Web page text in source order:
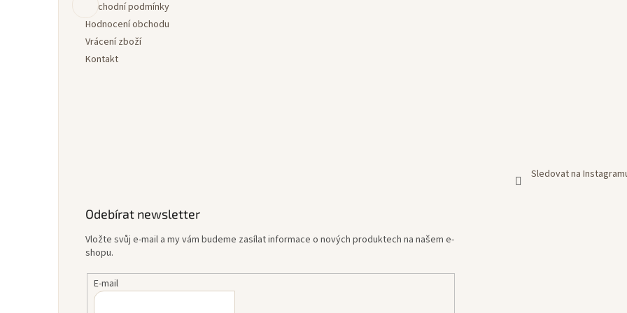
Obchodní podmínky
Hodnocení obchodu
Vrácení zboží
Kontakt
Sledovat na
Odebírat newsletter
Vložte svůj e-mail a my vám budeme zasílat informace o nových produktech na našem e-
shopu.
E-mail